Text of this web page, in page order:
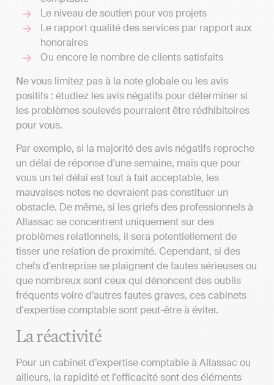
Le niveau de soutien pour vos projets
Le rapport qualité des services par rapport aux
honoraires
Ou encore le nombre de clients satisfaits
Ne vous limitez pas à la note globale ou les avis
positifs : étudiez les avis négatifs pour déterminer si
les problèmes soulevés pourraient être rédhibitoires
pour vous.
Par exemple, si la majorité des avis négatifs reproche
un délai de réponse d'une semaine, mais que pour
vous un tel délai est tout à fait acceptable, les
mauvaises notes ne devraient pas constituer un
obstacle. De même, si les griefs des professionnels à
Allassac se concentrent uniquement sur des
problèmes relationnels, il sera potentiellement de
tisser une relation de proximité. Cependant, si des
chefs d'entreprise se plaignent de fautes sérieuses ou
que nombreux sont ceux qui dénoncent des oublis
fréquents voire d’autres fautes graves, ces cabinets
d'expertise comptable sont peut-être à éviter.
La réactivité
Pour un cabinet d’expertise comptable à Allassac ou
ailleurs, la rapidité et l'efficacité sont des éléments